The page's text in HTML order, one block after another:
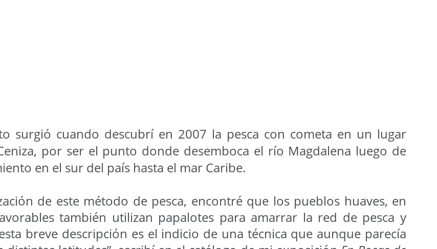
surgió cuando descubrí en 2007 la pesca con cometa en un lugar
por ser el punto donde desemboca el río Magdalena luego de
en el sur del país hasta el mar Caribe.
de este método de pesca, encontré que los pueblos huaves, en
también utilizan papalotes para amarrar la red de pesca y
breve descripción es el indicio de una técnica que aunque parecía